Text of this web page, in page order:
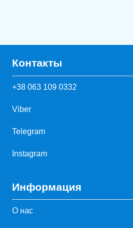
Контакты
+38 063 109 0332
Viber
Telegram
Instagram
Информация
О нас